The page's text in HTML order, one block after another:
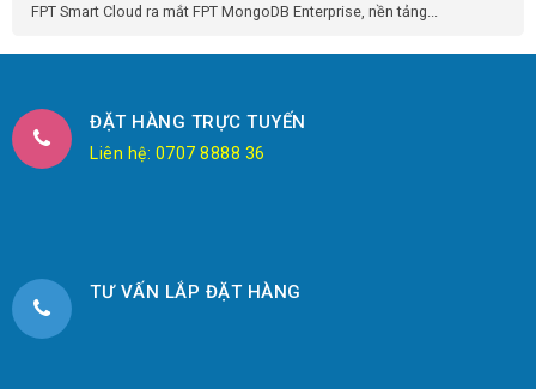
FPT Smart Cloud ra mắt FPT MongoDB Enterprise, nền tảng...
ĐẶT HÀNG TRỰC TUYẾN
Liên hệ: 0707 8888 36
TƯ VẤN LẮP ĐẶT HÀNG